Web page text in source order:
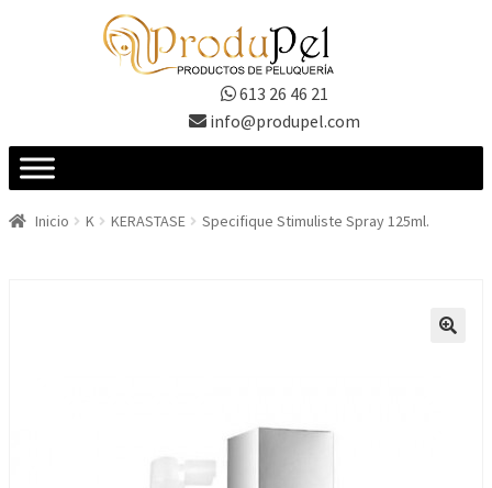
613 26 46 21
info@produpel.com
Inicio K KERASTASE Specifique Stimuliste Spray 125ml.